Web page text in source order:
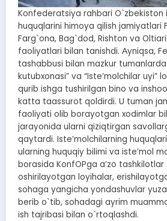
Konfederatsiya rahbari O`zbekiston
huquqlarini himoya qilish jamiyatlari
Farg`ona, Bag`dod, Rishton va
faoliyatlari bilan tanishdi. Аyniqsa,
tashabbusi bilan mazkur tumanlarda
kutubxonasi” va “Isteʼmolchilar uyi”
qurib ishga tushirilgan bino va
katta taassurot qoldirdi. U tuman
faoliyati olib borayotgan xodimlar
jarayonida ularni qiziqtirgan
qaytardi. Isteʼmolchilarning
ularning huquqiy bilimi va isteʼmol
borasida KonfOPga aʼzo
oshirilayotgan loyihalar,
sohaga yangicha yondashuvlar
berib o`tib, sohadagi ayrim
ish tajribasi bilan o`rtoqlashdi.